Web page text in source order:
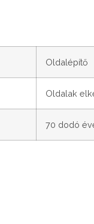
Oldalépítő
Oldalak
70 dodó